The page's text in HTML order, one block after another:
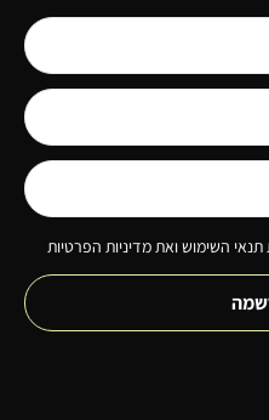
השימוש ואת מדיניות הפרטיות